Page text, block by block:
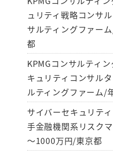
ュリティ戦略コンサ
サルティングファー
都
KPMGコンサルティ
キュリティコンサル
ルティングファーム/
サイバーセキュリテ
手金融機関系リスク
～1000万円/東京都